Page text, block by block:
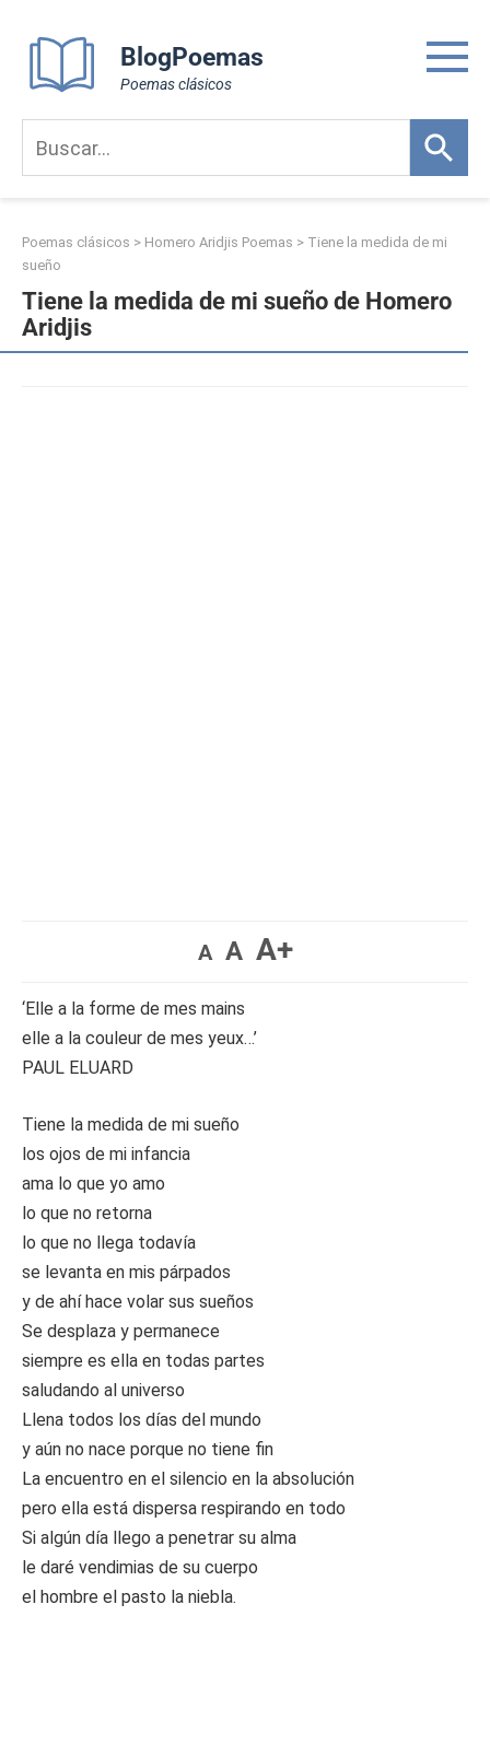
content
BlogPoemas
Poemas clásicos
Poemas clásicos > Homero Aridjis Poemas > Tiene la medida de mi
sueño
Tiene la medida de mi sueño de Homero
Aridjis
A A A+
‘Elle a la forme de mes mains
elle a la couleur de mes yeux…’
PAUL ELUARD
Tiene la medida de mi sueño
los ojos de mi infancia
ama lo que yo amo
lo que no retorna
lo que no llega todavía
se levanta en mis párpados
y de ahí hace volar sus sueños
Se desplaza y permanece
siempre es ella en todas partes
saludando al universo
Llena todos los días del mundo
y aún no nace porque no tiene fin
La encuentro en el silencio en la absolución
pero ella está dispersa respirando en todo
Si algún día llego a penetrar su alma
le daré vendimias de su cuerpo
el hombre el pasto la niebla.